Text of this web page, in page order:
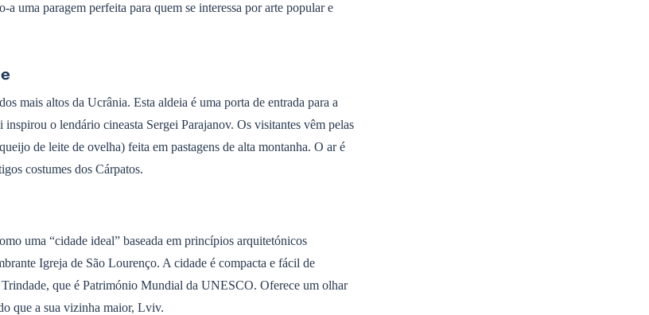
uma paragem perfeita para quem se interessa por arte popular e
mais altos da Ucrânia. Esta aldeia é uma porta de entrada para a
o lendário cineasta Sergei Parajanov. Os visitantes vêm pelas
de leite de ovelha) feita em pastagens de alta montanha. O ar é
costumes dos Cárpatos.
uma “cidade ideal” baseada em princípios arquitetónicos
Igreja de São Lourenço. A cidade é compacta e fácil de
que é Património Mundial da UNESCO. Oferece um olhar
que a sua vizinha maior, Lviv.